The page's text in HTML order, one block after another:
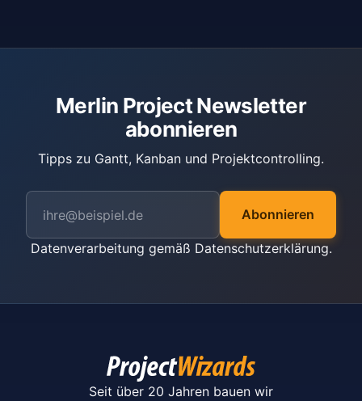
Merlin Project Newsletter
abonnieren
Tipps zu Gantt, Kanban und Projektcontrolling.
Abonnieren
Datenverarbeitung gemäß Datenschutzerklärung.
Seit über 20 Jahren bauen wir